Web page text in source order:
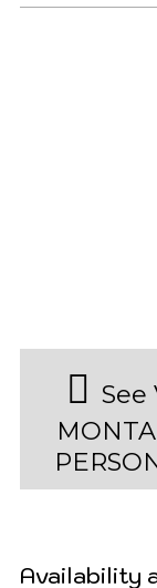
See
Availability